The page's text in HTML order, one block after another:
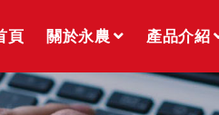
頁 關於永農 產品介紹